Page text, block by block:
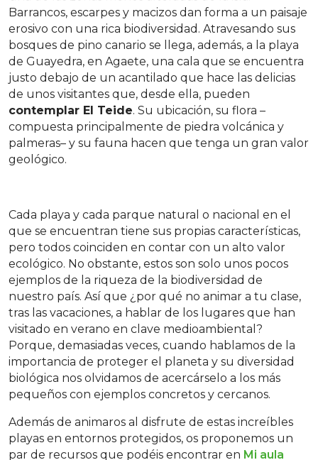
Barrancos, escarpes y macizos dan forma a un paisaje
erosivo con una rica biodiversidad. Atravesando sus
bosques de pino canario se llega, además, a la playa
de Guayedra, en Agaete, una cala que se encuentra
justo debajo de un acantilado que hace las delicias
de unos visitantes que, desde ella, pueden
contemplar El Teide. Su ubicación, su flora –
compuesta principalmente de piedra volcánica y
palmeras– y su fauna hacen que tenga un gran valor
geológico.
Cada playa y cada parque natural o nacional en el
que se encuentran tiene sus propias características,
pero todos coinciden en contar con un alto valor
ecológico. No obstante, estos son solo unos pocos
ejemplos de la riqueza de la biodiversidad de
nuestro país. Así que ¿por qué no animar a tu clase,
tras las vacaciones, a hablar de los lugares que han
visitado en verano en clave medioambiental?
Porque, demasiadas veces, cuando hablamos de la
importancia de proteger el planeta y su diversidad
biológica nos olvidamos de acercárselo a los más
pequeños con ejemplos concretos y cercanos.
Además de animaros al disfrute de estas increíbles
playas en entornos protegidos, os proponemos un
par de recursos que podéis encontrar en Mi aula